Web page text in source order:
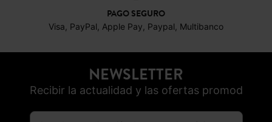
PAGO SEGURO
Visa, PayPal, Apple Pay, Paypal, Multibanco
NEWSLETTER
Recibir la actualidad y las ofertas promod